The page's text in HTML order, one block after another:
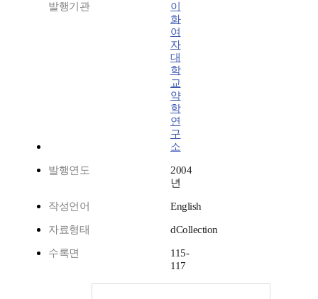
발행기관
이
화
여
자
대
학
교
약
학
연
구
소
발행연도
2004
년
작성언어 English
자료형태 dCollection
수록면
115-
117